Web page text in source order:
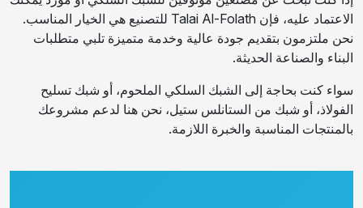
الاعتماد عليه، فإن Talai Al-Folath للتصنيع هي الخيار المناسب.
نحن ملتزمون بتقديم جودة عالية وخدمة متميزة تلبي متطلبات
البناء والصناعة الحديثة.
سواء كنت بحاجة إلى الشبك السلكي الملحوم، أو شبك تسليح
الفولاذ، أو شبك من الستانلس ستيل، نحن هنا لدعم مشروعك
بالمنتجات المناسبة والخبرة اللازمة.